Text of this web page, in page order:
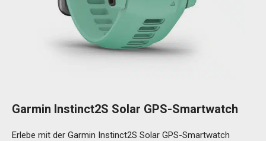
Garmin Instinct2S Solar GPS-Smartwatch
Erlebe mit der Garmin Instinct2S Solar GPS-Smartwatch